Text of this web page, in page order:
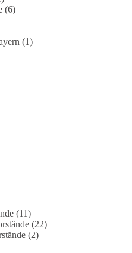
sprengen? Mit
sich die
der
2026.
These auf,
weit über
und
zum
[...]
ein-
als um eine
(6)
(1)
(11)
(22)
(2)